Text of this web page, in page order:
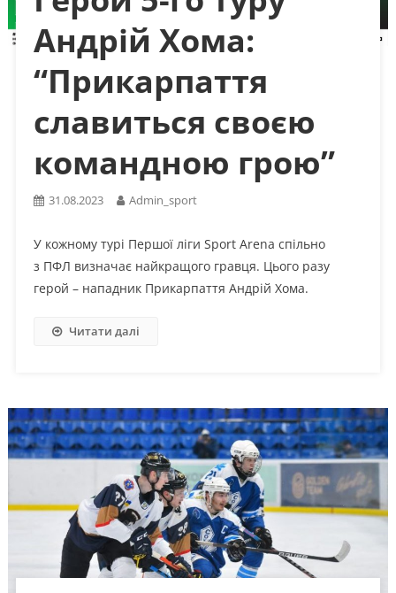
Андрій Хома:
“Прикарпаття
славиться своєю
командною грою”
31.08.2023 Admin_sport
У кожному турі Першої ліги Sport Arena спільно
з ПФЛ визначає найкращого гравця. Цього разу
герой – нападник Прикарпаття Андрій Хома.
Читати далі